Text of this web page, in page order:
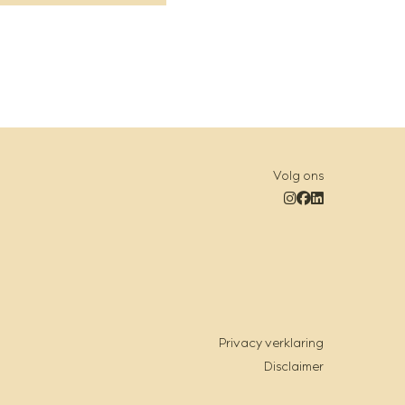
Volg ons
Privacy verklaring
Disclaimer